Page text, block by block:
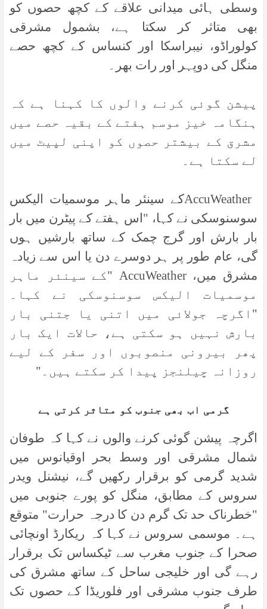
وسطی ہائی میدانی علاقے کے کچھ حصوں کو
بھی متاثر کر سکتا ہے، بشمول مشرقی
کولوراڈو، نیبراسکا اور کنساس کے کچھ حصے
منگل کی دوپہر اور رات بھر۔
پیشن گوئی کرنے والوں کا کہنا ہے کہ
ہنگامہ خیز موسم ہفتے کے بقیہ حصے میں
مشرق کے بیشتر حصوں کو اپنی لپیٹ میں
لے سکتا ہے۔
AccuWeatherکے سینئر ماہر موسمیات الیکس
سوسنوسکی نے کہا، "اس ہفتے کے پیٹرن میں بار
بار بارش اور گرج چمک کے ساتھ بارشیں ہوں
گی، عام طور پر ہر دوسرے دن یا اس سے زیادہ
مشرق میں، " AccuWeatherکے سینئر ماہر
موسمیات الیکس سوسنوسکی نے کہا۔
"اگرچہ جولائی میں اتنی یا جتنی بار
بارش نہیں ہو سکتی ہے، حالات ایک بار
پھر بیرونی منصوبوں اور سفر کے لیے
روزانہ چیلنجز پیدا کر سکتے ہیں۔ "
گرمی اب بھی جنوب کو متاثر کرتی ہے
اگرچہ پیشن گوئی کرنے والوں نے کہا کہ طوفان
شمال مشرقی اور وسط بحر اوقیانوس میں
شدید گرمی کو برقرار رکھیں گے، نیشنل ویدر
سروس کے مطابق، منگل کو پورے جنوبی میں
"خطرناک حد تک گرم دن کا درجہ حرارت" متوقع
ہے۔ موسمی سروس نے کہا کہ ریکارڈ اونچائی
صحرا کے جنوب مغرب سے ٹیکساس تک برقرار
رہے گی اور خلیجی ساحل کے ساتھ مشرق کی
طرف جنوب مشرقی اور فلوریڈا کے حصوں تک